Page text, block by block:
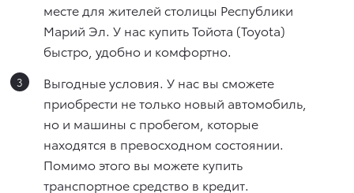
месте для жителей столицы Республики
Марий Эл. У нас купить Тойота (Toyota)
быстро, удобно и комфортно.
Выгодные условия. У нас вы сможете
приобрести не только новый автомобиль,
но и машины с пробегом, которые
находятся в превосходном состоянии.
Помимо этого вы можете купить
транспортное средство в кредит.